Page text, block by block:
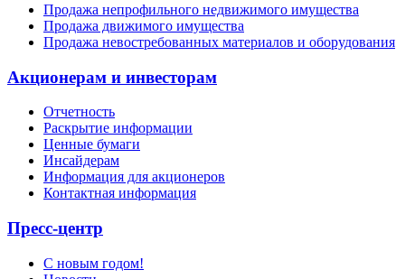
Продажа непрофильного недвижимого имущества
Продажа движимого имущества
Продажа невостребованных материалов и оборудования
Акционерам и инвесторам
Отчетность
Раскрытие информации
Ценные бумаги
Инсайдерам
Информация для акционеров
Контактная информация
Пресс-центр
С новым годом!